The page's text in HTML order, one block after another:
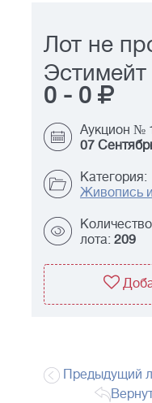
Лот не
Эстимейт
0 - 0
Аукцион №
07
Категория:
Живопись
лота: 209
Предыдущий